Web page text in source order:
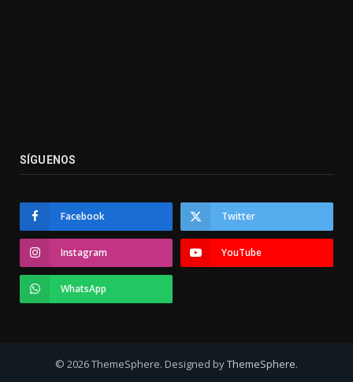
SÍGUENOS
Facebook Twitter
Instagram YouTube
WhatsApp
© 2026 ThemeSphere. Designed byThemeSphere.